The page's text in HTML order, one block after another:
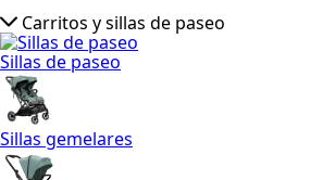
Carritos y sillas de paseo
Sillas de paseo
Sillas gemelares